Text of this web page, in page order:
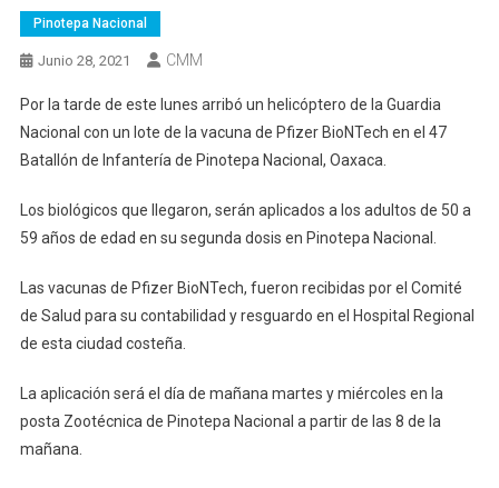
Pinotepa Nacional
Junio 28, 2021 CMM
Por la tarde de este lunes arribó un helicóptero de la Guardia
Nacional con un lote de la vacuna de Pfizer BioNTech en el 47
Batallón de Infantería de Pinotepa Nacional, Oaxaca.
Los biológicos que llegaron, serán aplicados a los adultos de 50 a
59 años de edad en su segunda dosis en Pinotepa Nacional.
Las vacunas de Pfizer BioNTech, fueron recibidas por el Comité
de Salud para su contabilidad y resguardo en el Hospital Regional
de esta ciudad costeña.
La aplicación será el día de mañana martes y miércoles en la
posta Zootécnica de Pinotepa Nacional a partir de las 8 de la
mañana.